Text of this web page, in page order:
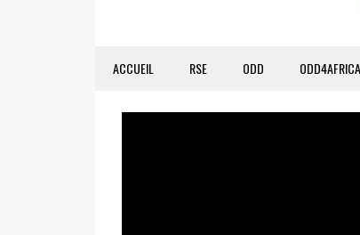
ACCUEIL RSE ODD ODD4AFRICA